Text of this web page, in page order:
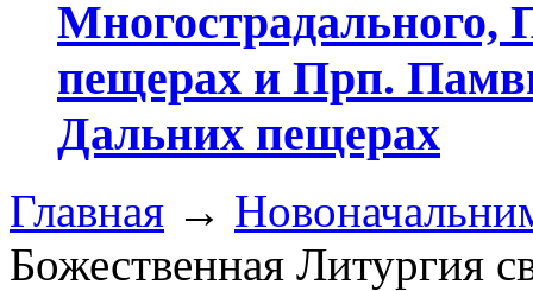
Многострадального,
пещерах и Прп.
Дальних пещерах
Главная →
Божественная Литургия